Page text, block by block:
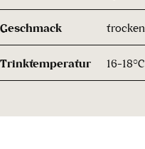
Geschmack trocken
Trinktemperatur 16-18°C